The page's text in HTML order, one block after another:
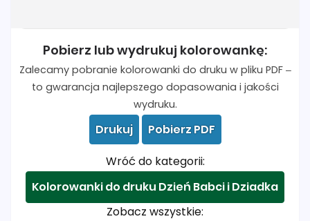
Pobierz lub wydrukuj kolorowankę:
Zalecamy pobranie kolorowanki do druku w pliku PDF –
to gwarancja najlepszego dopasowania i jakości
wydruku.
Drukuj
Pobierz PDF
Wróć do kategorii:
Kolorowanki do druku Dzień Babci i Dziadka
Zobacz wszystkie: